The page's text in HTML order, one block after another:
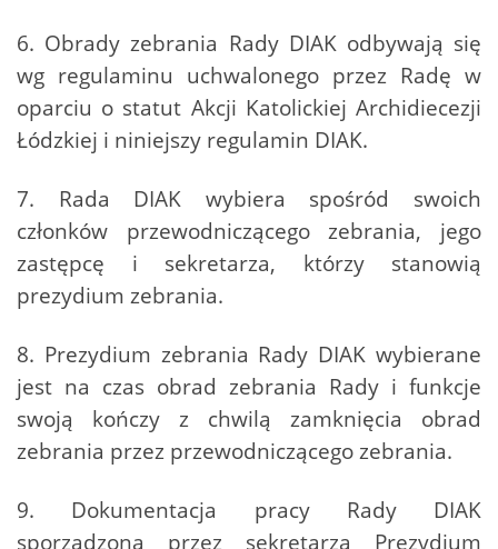
6. Obrady zebrania Rady DIAK odbywają się
wg regulaminu uchwalonego przez Radę w
oparciu o statut Akcji Katolickiej Archidiecezji
Łódzkiej i niniejszy regulamin DIAK.
7. Rada DIAK wybiera spośród swoich
członków przewodniczącego zebrania, jego
zastępcę i sekretarza, którzy stanowią
prezydium zebrania.
8. Prezydium zebrania Rady DIAK wybierane
jest na czas obrad zebrania Rady i funkcje
swoją kończy z chwilą zamknięcia obrad
zebrania przez przewodniczącego zebrania.
9. Dokumentacja pracy Rady DIAK
sporządzona przez sekretarza Prezydium